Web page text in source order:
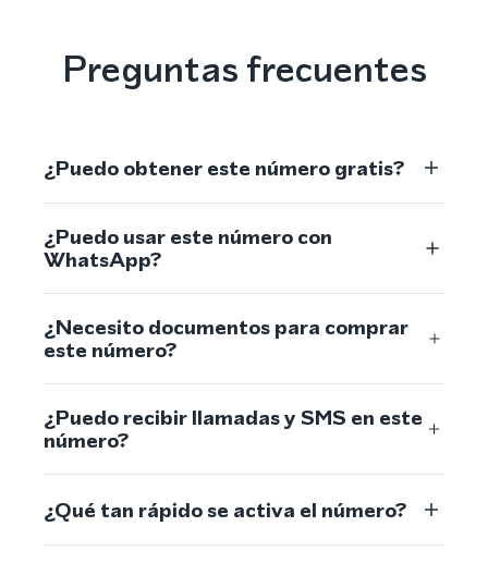
Preguntas frecuentes
¿Puedo obtener este número gratis?
¿Puedo usar este número con
WhatsApp?
¿Necesito documentos para comprar
este número?
¿Puedo recibir llamadas y SMS en este
número?
¿Qué tan rápido se activa el número?